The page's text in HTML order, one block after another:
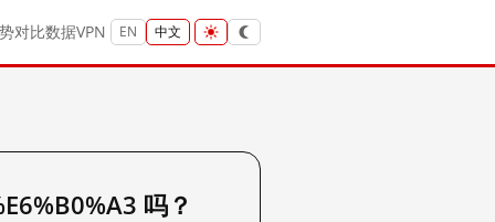
对比数据VPN EN 中文
吗？